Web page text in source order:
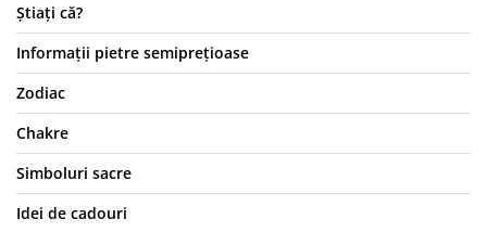
Știați că?
Informații pietre semiprețioase
Zodiac
Chakre
Simboluri sacre
Idei de cadouri